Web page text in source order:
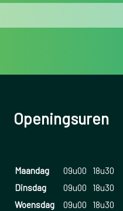
Openingsuren
Maandag 09u00
18u30
Dinsdag
09u00
18u30
Woensdag
09u00
18u30